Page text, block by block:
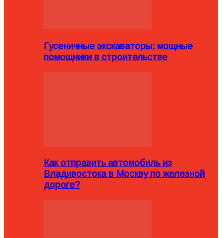
Гусеничные экскаваторы: мощные
помощники в строительстве
Как отправить автомобиль из
Владивостока в Москву по железной
дороге?